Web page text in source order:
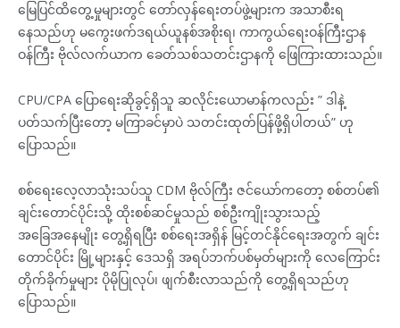
မြေပြင်ထိတွေ့မှုများတွင် တော်လှန်ရေးတပ်ဖွဲ့များက အသာစီးရ
နေသည်ဟု မကွေးဖက်ဒရယ်ယူနစ်အစိုးရ၊ ကာကွယ်ရေးဝန်ကြီးဌာန
ဝန်ကြီး ဗိုလ်လက်ယာက ခေတ်သစ်သတင်းဌာနကို ဖြေကြားထားသည်။
CPU/CPA ပြောရေးဆိုခွင့်ရှိသူ ဆလိုင်းယောမာန်ကလည်း ” ဒါနဲ့
ပတ်သက်ပြီးတော့ မကြာခင်မှာပဲ သတင်းထုတ်ပြန်ဖို့ရှိပါတယ်” ဟု
ပြောသည်။
စစ်ရေးလေ့လာသုံးသပ်သူ CDM ဗိုလ်ကြီး ဇင်ယော်ကတော့ စစ်တပ်၏
ချင်းတောင်ပိုင်းသို့ ထိုးစစ်ဆင်မှုသည် စစ်ဦးကျိုးသွားသည့်
အခြေအနေမျိုး တွေ့ရှိရပြီး စစ်ရေးအရှိန် မြင့်တင်နိုင်ရေးအတွက် ချင်း
တောင်ပိုင်း မြို့များနှင့် ဒေသရှိ အရပ်ဘက်ပစ်မှတ်များကို လေကြောင်း
တိုက်ခိုက်မှုများ ပိုမိုပြုလုပ်၊ ဖျက်စီးလာသည်ကို တွေ့ရှိရသည်ဟု
ပြောသည်။